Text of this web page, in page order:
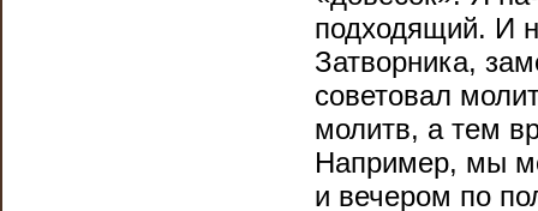
подходящий. И
Затворника,
советовал
молитв, а тем
Например, мы
и вечером по